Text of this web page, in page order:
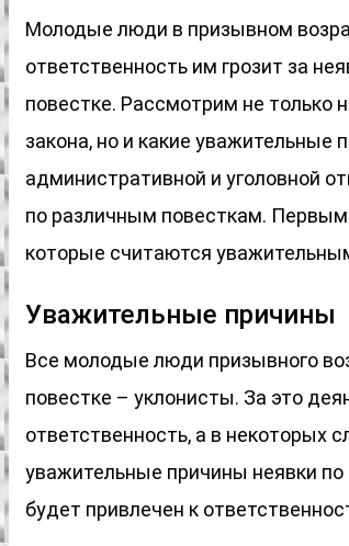
Молодые люди в призывном
ответственность им грозит за
повестке. Рассмотрим не только
закона, но и какие уважительные
административной и уголовной
по различным повесткам.
которые считаются
Уважительные причины
Все молодые люди призывного
повестке – уклонисты. За это
ответственность, а в некоторых
уважительные причины неявки по
будет привлечен к